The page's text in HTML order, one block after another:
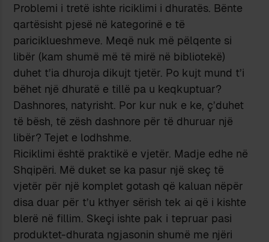
Problemi i tretë ishte riciklimi i dhuratës. Bënte
qartësisht pjesë në kategorinë e të
pariciklueshmeve. Meqë nuk më pëlqente si
libër (kam shumë më të mirë në bibliotekë)
duhet t’ia dhuroja dikujt tjetër. Po kujt mund t’i
bëhet një dhuratë e tillë pa u keqkuptuar?
Dashnores, natyrisht. Por kur nuk e ke, ç’duhet
të bësh, të zësh dashnore për të dhuruar një
libër? Tejet e lodhshme.
Riciklimi është praktikë e vjetër. Madje edhe në
Shqipëri. Më duket se ka pasur një skeç të
vjetër për një komplet gotash që kaluan nëpër
disa duar për t’u kthyer sërish tek ai që i kishte
blerë në fillim. Skeçi ishte pak i tepruar pasi
produktet-dhurata ngjasonin shumë me njëri